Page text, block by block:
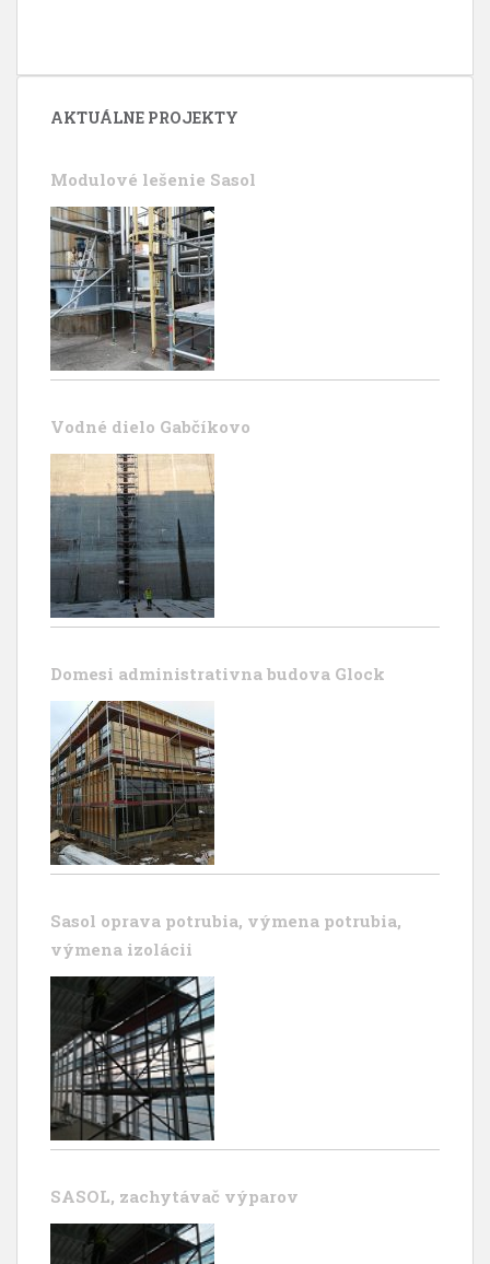
AKTUÁLNE PROJEKTY
Modulové lešenie Sasol
Vodné dielo Gabčíkovo
Domesi administrativna budova Glock
Sasol oprava potrubia, výmena potrubia,
výmena izolácii
SASOL, zachytávač výparov